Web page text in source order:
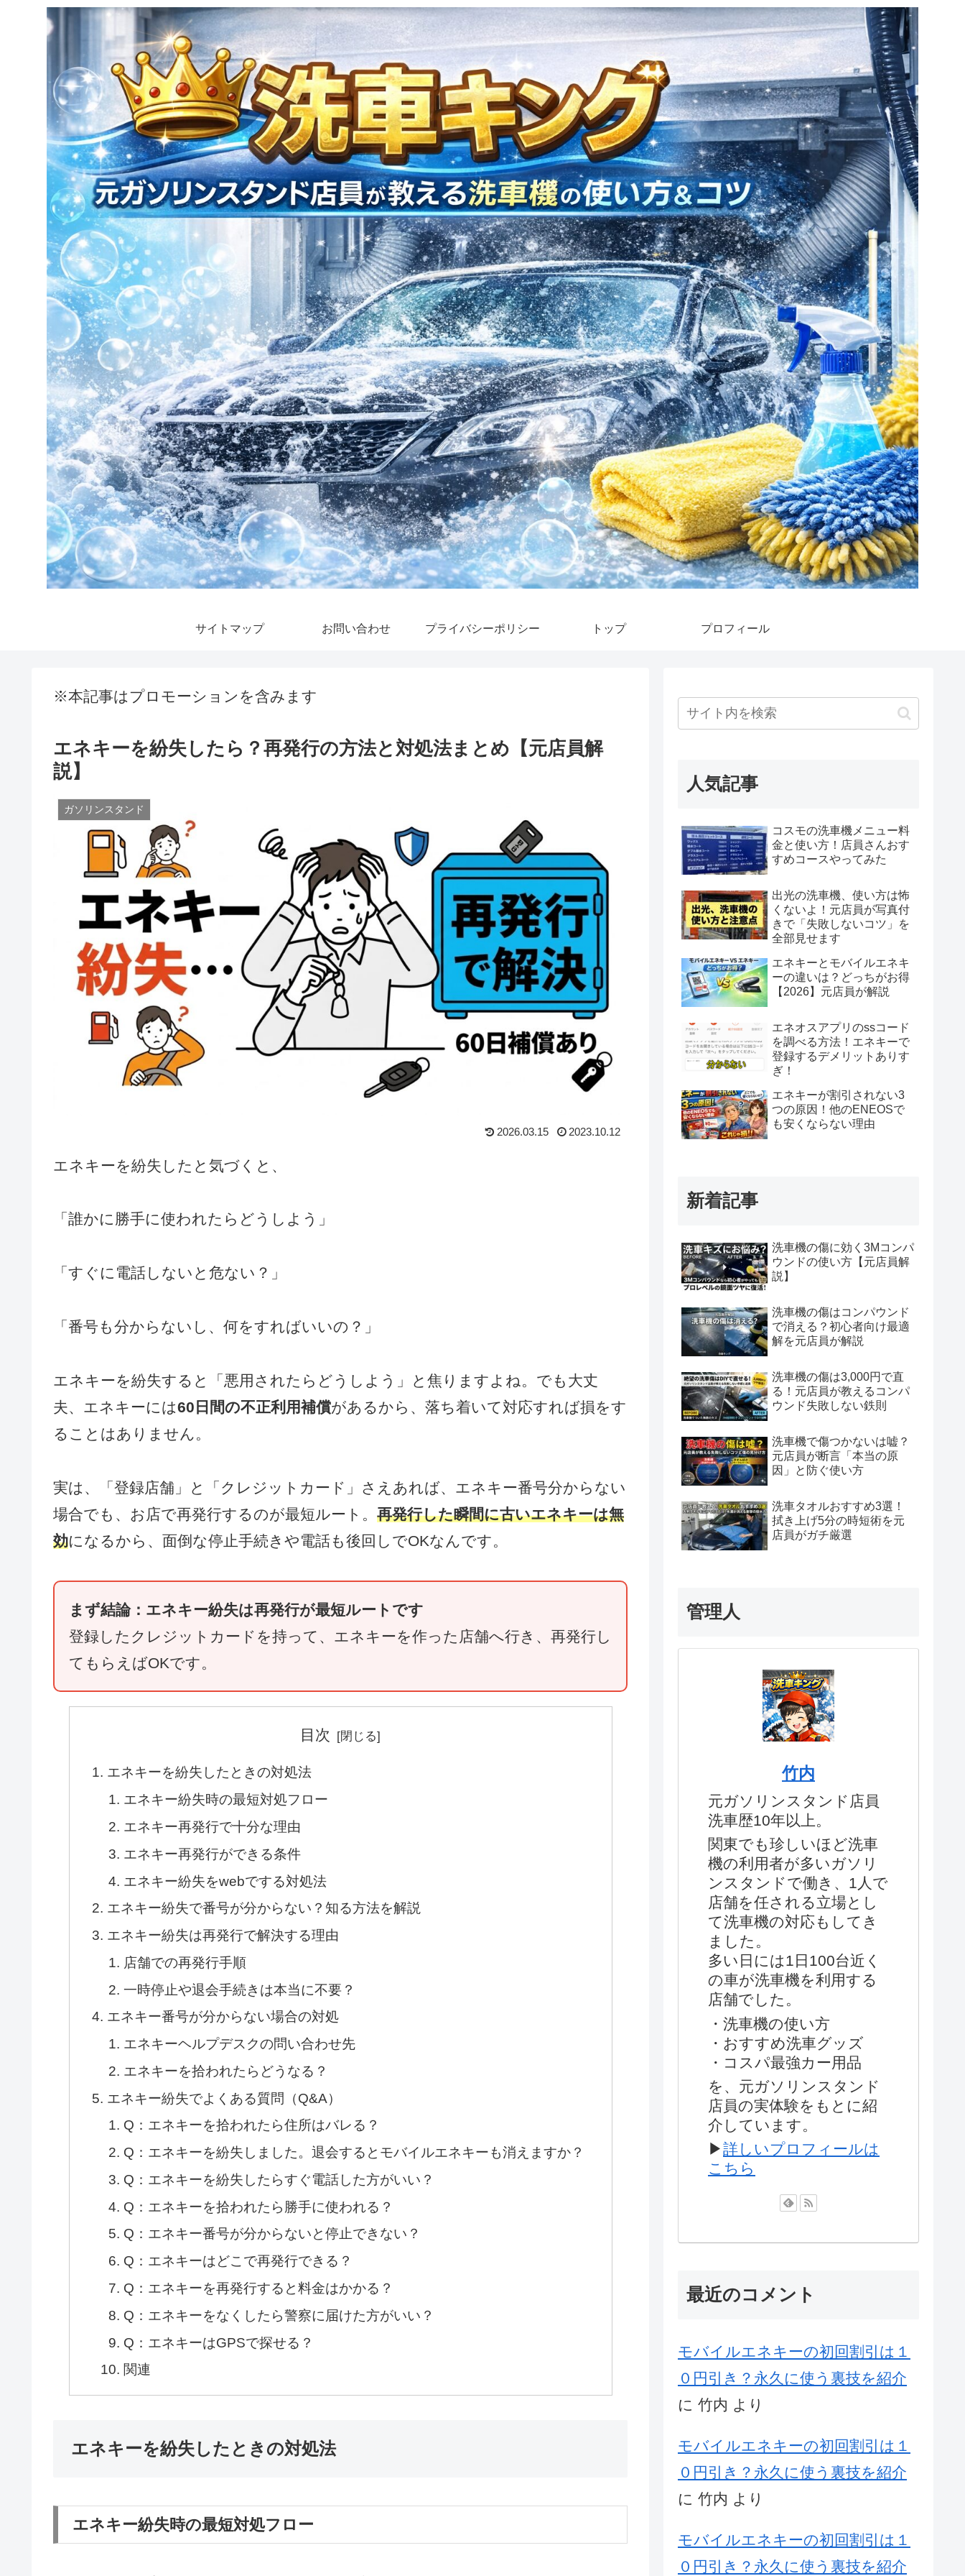
サイトマップ お問い合わせ プライバシーポリシー トップ プロフィール
※本記事はプロモーションを含みます
エネキーを紛失したら？再発行の方法と対処法まとめ【元店員解
説】
ガソリンスタンド
2026.03.15 2023.10.12
エネキーを紛失したと気づくと、
「誰かに勝手に使われたらどうしよう」
「すぐに電話しないと危ない？」
「番号も分からないし、何をすればいいの？」
エネキーを紛失すると「悪用されたらどうしよう」と焦りますよね。でも大丈
夫、エネキーには60日間の不正利用補償があるから、落ち着いて対応すれば損をす
ることはありません。
実は、「登録店舗」と「クレジットカード」さえあれば、エネキー番号分からない
場合でも、お店で再発行するのが最短ルート。 再発行した瞬間に古いエネキーは無
効になるから、面倒な停止手続きや電話も後回しでOKなんです。
まず結論：エネキー紛失は再発行が最短ルートです
登録したクレジットカードを持って、エネキーを作った店舗へ行き、再発行し
てもらえばOKです。
目次
エネキーを紛失したときの対処法
エネキー紛失時の最短対処フロー
エネキー再発行で十分な理由
エネキー再発行ができる条件
エネキー紛失をwebでする対処法
エネキー紛失で番号が分からない？知る方法を解説
エネキー紛失は再発行で解決する理由
店舗での再発行手順
一時停止や退会手続きは本当に不要？
エネキー番号が分からない場合の対処
エネキーヘルプデスクの問い合わせ先
エネキーを拾われたらどうなる？
エネキー紛失でよくある質問（Q&A）
Q：エネキーを拾われたら住所はバレる？
Q：エネキーを紛失しました。退会するとモバイルエネキーも消えますか？
Q：エネキーを紛失したらすぐ電話した方がいい？
Q：エネキーを拾われたら勝手に使われる？
Q：エネキー番号が分からないと停止できない？
Q：エネキーはどこで再発行できる？
Q：エネキーを再発行すると料金はかかる？
Q：エネキーをなくしたら警察に届けた方がいい？
Q：エネキーはGPSで探せる？
関連
エネキーを紛失したときの対処法
エネキー紛失時の最短対処フロー
人気記事
コスモの洗車機メニュー料
金と使い方！店員さんおす
すめコースやってみた
出光の洗車機、使い方は怖
くないよ！元店員が写真付
きで「失敗しないコツ」を
全部見せます
エネキーとモバイルエネキ
ーの違いは？どっちがお得
【2026】元店員が解説
エネオスアプリのssコード
を調べる方法！エネキーで
登録するデメリットありす
ぎ！
エネキーが割引されない3
つの原因！他のENEOSで
も安くならない理由
新着記事
洗車機の傷に効く3Mコンパ
ウンドの使い方【元店員解
説】
洗車機の傷はコンパウンド
で消える？初心者向け最適
解を元店員が解説
洗車機の傷は3,000円で直
る！元店員が教えるコンパ
ウンド失敗しない鉄則
洗車機で傷つかないは嘘？
元店員が断言「本当の原
因」と防ぐ使い方
洗車タオルおすすめ3選！
拭き上げ5分の時短術を元
店員がガチ厳選
管理人
竹内
元ガソリンスタンド店員
洗車歴10年以上。
関東でも珍しいほど洗車
機の利用者が多いガソリ
ンスタンドで働き、1人で
店舗を任される立場とし
て洗車機の対応もしてき
ました。
多い日には1日100台近く
の車が洗車機を利用する
店舗でした。
・洗車機の使い方
・おすすめ洗車グッズ
・コスパ最強カー用品
を、元ガソリンスタンド
店員の実体験をもとに紹
介しています。
▶詳しいプロフィールは
こちら
最近のコメント
モバイルエネキーの初回割引は１
０円引き？永久に使う裏技を紹介
に 竹内 より
モバイルエネキーの初回割引は１
０円引き？永久に使う裏技を紹介
に 竹内 より
モバイルエネキーの初回割引は１
０円引き？永久に使う裏技を紹介